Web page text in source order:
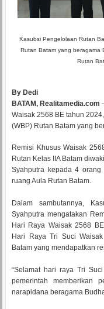
Kasubsi Pengelolaan Rutan
Rutan Batam yang beragama
Rutan
By Dedi
BATAM, Realitamedia.com
Waisak 2568 BE tahun
(WBP) Rutan Batam yang
Remisi Khusus Waisak
Rutan Kelas IIA Batam
Syahputra kepada 4
ruang Aula Rutan Batam.
Dalam sambutannya,
Syahputra mengatakan
Hari Raya Waisak 2568
Hari Raya Tri Suci
Batam yang mendapatkan
“Selamat hari raya Tri
pemerintah memberikan
narapidana beragama